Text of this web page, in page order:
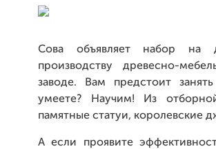
Сова объявляет набор на
производству древесно-
заводе. Вам предстоит
умеете? Научим! Из
памятные статуи, королевские
А если проявите